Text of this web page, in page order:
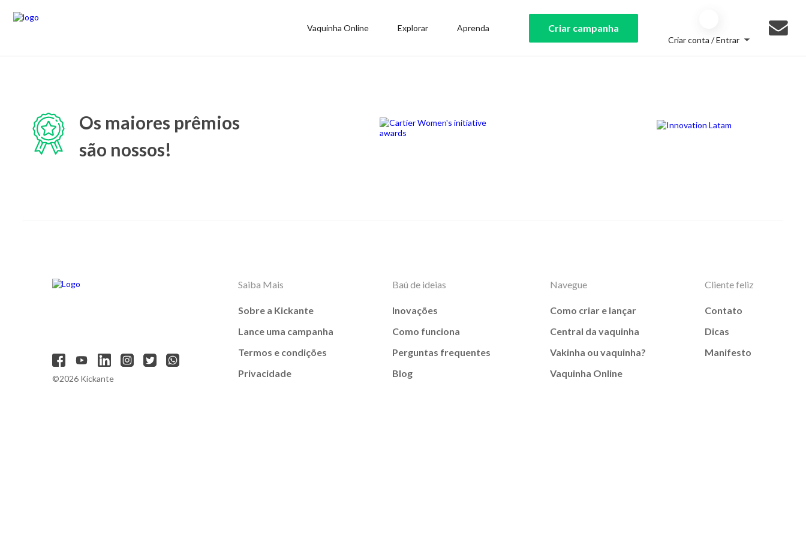
Vaquinha Online Explorar Aprenda Criar campanha
Criar conta / Entrar
Os maiores prêmios
são nossos!
©2026 Kickante
Saiba Mais
Sobre a Kickante
Lance uma campanha
Termos e condições
Privacidade
Baú de ideias
Inovações
Como funciona
Perguntas frequentes
Blog
Navegue
Como criar e lançar
Central da vaquinha
Vakinha ou vaquinha?
Vaquinha Online
Cliente feliz
Contato
Dicas
Manifesto